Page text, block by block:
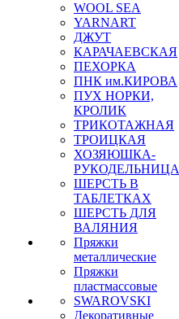
WOOL SEA
YARNART
ДЖУТ
КАРАЧАЕВСКАЯ
ПЕХОРКА
ПНК им.КИРОВА
ПУХ НОРКИ,
КРОЛИК
ТРИКОТАЖНАЯ
ТРОИЦКАЯ
ХОЗЯЮШКА-
РУКОДЕЛЬНИЦА
ШЕРСТЬ В
ТАБЛЕТКАХ
ШЕРСТЬ ДЛЯ
ВАЛЯНИЯ
Пряжки
металлические
Пряжки
пластмассовые
SWAROVSKI
Декоративные